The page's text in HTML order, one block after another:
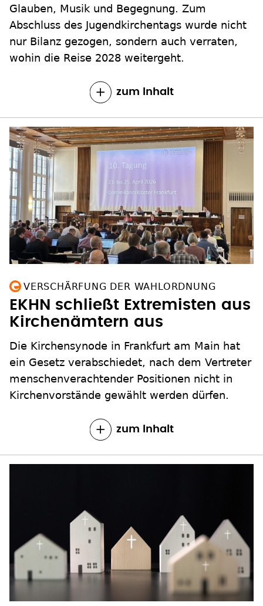
Glauben, Musik und Begegnung. Zum
Abschluss des Jugendkirchentags wurde nicht
nur Bilanz gezogen, sondern auch verraten,
wohin die Reise 2028 weitergeht.
zum Inhalt
VERSCHÄRFUNG DER WAHLORDNUNG
EKHN schließt Extremisten aus
Kirchenämtern aus
Die Kirchensynode in Frankfurt am Main hat
ein Gesetz verabschiedet, nach dem Vertreter
menschenverachtender Positionen nicht in
Kirchenvorstände gewählt werden dürfen.
zum Inhalt